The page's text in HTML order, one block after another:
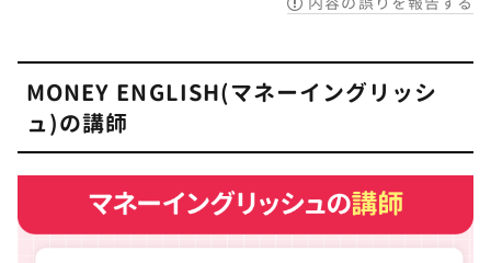
MONEY ENGLISH(マネーイングリッシ
ュ)の講師